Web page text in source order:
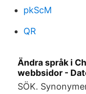
pkScM
QR
Ändra språk i
webbsidor -
SÖK.